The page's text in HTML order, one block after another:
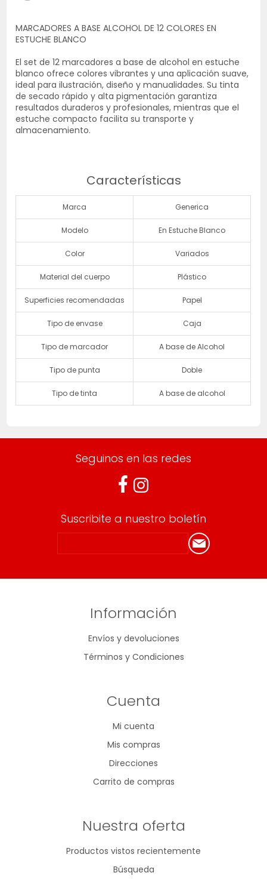
MARCADORES A BASE ALCOHOL DE 12 COLORES EN
ESTUCHE BLANCO
El set de 12 marcadores a base de alcohol en estuche
blanco ofrece colores vibrantes y una aplicación suave,
ideal para ilustración, diseño y manualidades. Su tinta
de secado rápido y alta pigmentación garantiza
resultados duraderos y profesionales, mientras que el
estuche compacto facilita su transporte y
almacenamiento.
Características
Marca Generica
Modelo En Estuche Blanco
Color Variados
Material del cuerpo Plástico
Superficies recomendadas Papel
Tipo de envase Caja
Tipo de marcador A base de Alcohol
Tipo de punta Doble
Tipo de tinta A base de alcohol
Seguinos en las redes
Suscribite a nuestro boletín
Información
Envíos y devoluciones
Términos y Condiciones
Cuenta
Mi cuenta
Mis compras
Direcciones
Carrito de compras
Nuestra oferta
Productos vistos recientemente
Búsqueda